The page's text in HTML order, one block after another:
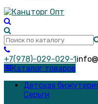
+7(978)-029-029-1
Каталог товаров
Детская
Серьги